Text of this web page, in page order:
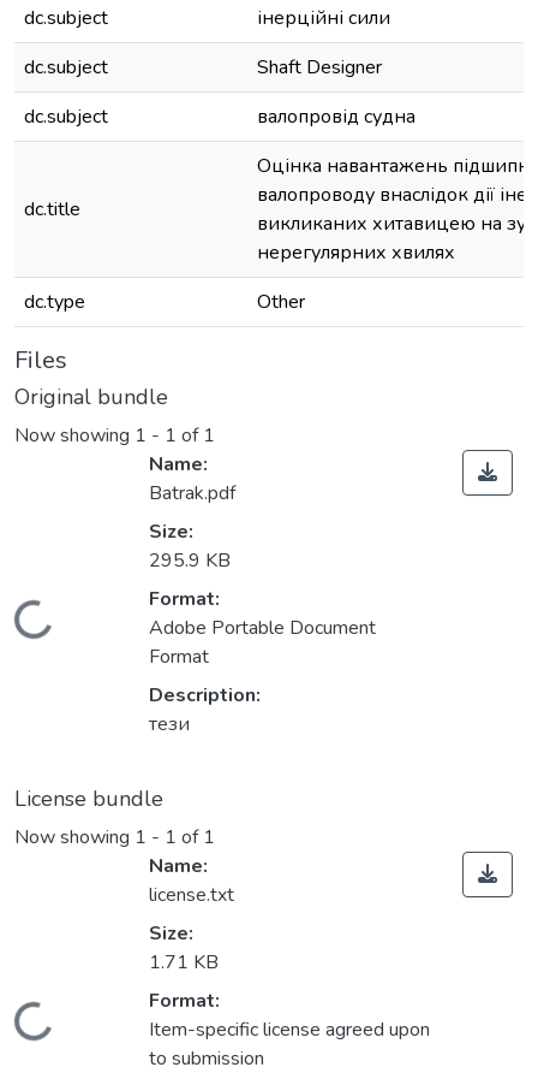
dc.subject
інерційні сили
dc.subject
Shaft Designer
dc.subject
валопровід судна
dc.title
Оцінка навантажень
валопроводу внаслідок дії
викликаних хитавицею на
нерегулярних хвилях
dc.type
Other
Files
Original bundle
Now showing 1 - 1 of 1
Loading...
Name:
Batrak.pdf
Size:
295.9 KB
Format:
Adobe Portable Document
Format
Description:
тези
License bundle
Now showing 1 - 1 of 1
Loading...
Name:
license.txt
Size:
1.71 KB
Format:
Item-specific license agreed upon
to submission